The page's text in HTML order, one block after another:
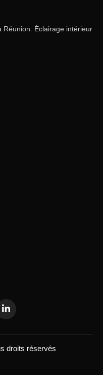
catalogue inclut des
des créations
standards et des
design et d’efficacité.
modèles, alliant
durabilité, leur
de vie, un
agréable à vivre.
Réunion. Éclairage intérieur
droits réservés